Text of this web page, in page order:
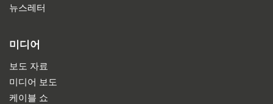
뉴스레터
미디어
보도 자료
미디어 보도
케이블 쇼